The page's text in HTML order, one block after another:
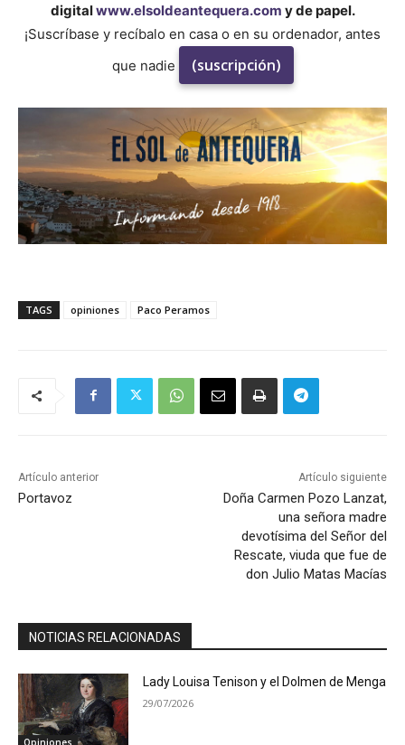
digitalwww.elsoldeantequera.com y de papel.
¡Suscríbase y recíbalo en casa o en su ordenador, antes
que nadie
(suscripción)
TAGS opiniones Paco Peramos
Artículo anterior
Portavoz
Artículo siguiente
Doña Carmen Pozo Lanzat,
una señora madre
devotísima del Señor del
Rescate, viuda que fue de
don Julio Matas Macías
NOTICIAS RELACIONADAS
Lady Louisa Tenison y el Dolmen de Menga
29/07/2026